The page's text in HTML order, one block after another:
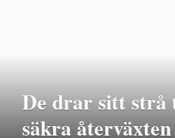
De drar sitt strå
säkra